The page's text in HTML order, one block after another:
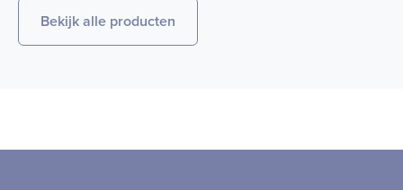
Bekijk alle producten